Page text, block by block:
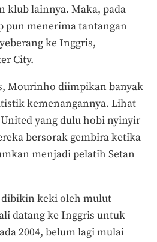
klub lainnya. Maka, pada
pun menerima tantangan
ke Inggris,
City.
Mourinho diimpikan banyak
kemenangannya. Lihat
yang dulu hobi nyinyir
bersorak gembira ketika
menjadi pelatih Setan
dibikin keki oleh mulut
datang ke Inggris untuk
2004, belum lagi mulai